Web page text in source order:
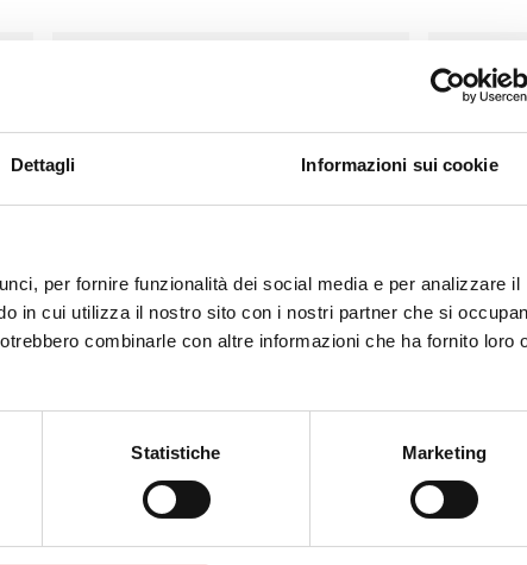
Dettagli Informazioni sui cookie
per fornire funzionalità dei social media e per analizzare il
in cui utilizza il nostro sito con i nostri partner che si
combinarle con altre informazioni che ha fornito loro
Statistiche Marketing
Cima T16 Ø24mm Nera 16/20mt Gassa
Impiombata Cuoio Nero
Cima T16